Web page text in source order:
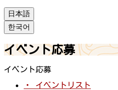
日本語
한국어
イベント応募
イベント応募
・ イベントリスト